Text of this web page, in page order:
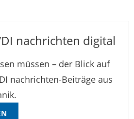
nachrichten digital
müssen – der Blick auf
nachrichten-Beiträge aus